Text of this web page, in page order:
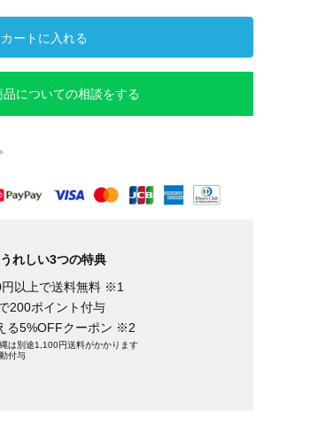
カートに入れる
品についての相談をする
れしい3つの特典
以上で送料無料 ※1
200ポイント付与
る5%OFFクーポン ※2
は別途1,100円送料がかかります
付与